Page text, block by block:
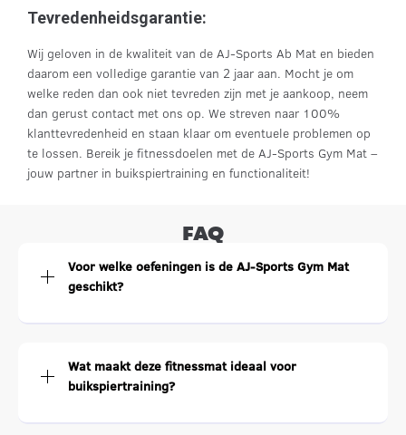
Tevredenheidsgarantie:
Wij geloven in de kwaliteit van de AJ-Sports Ab Mat en bieden
daarom een volledige garantie van 2 jaar aan. Mocht je om
welke reden dan ook niet tevreden zijn met je aankoop, neem
dan gerust contact met ons op. We streven naar 100%
klanttevredenheid en staan klaar om eventuele problemen op
te lossen. Bereik je fitnessdoelen met de AJ-Sports Gym Mat –
jouw partner in buikspiertraining en functionaliteit!
FAQ
Voor welke oefeningen is de AJ-Sports Gym Mat
geschikt?
Wat maakt deze fitnessmat ideaal voor
buikspiertraining?